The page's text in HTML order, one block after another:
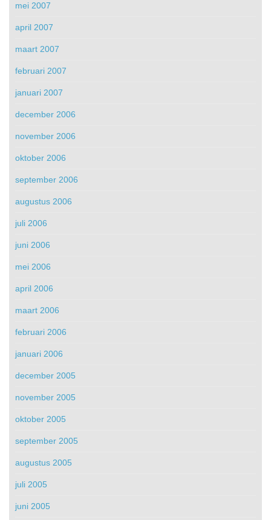
mei 2007
april 2007
maart 2007
februari 2007
januari 2007
december 2006
november 2006
oktober 2006
september 2006
augustus 2006
juli 2006
juni 2006
mei 2006
april 2006
maart 2006
februari 2006
januari 2006
december 2005
november 2005
oktober 2005
september 2005
augustus 2005
juli 2005
juni 2005